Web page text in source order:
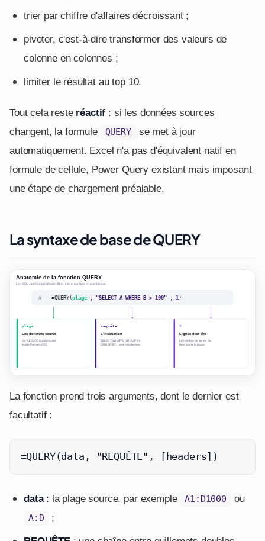
trier par chiffre d'affaires décroissant ;
pivoter, c'est-à-dire transformer des valeurs de
colonne en colonnes ;
limiter le résultat au top 10.
Tout cela reste réactif : si les données sources
changent, la formule
QUERY
se met à jour
automatiquement. Excel n'a pas d'équivalent natif en
formule de cellule, Power Query existant mais imposant
une étape de chargement préalable.
La syntaxe de base de QUERY
La fonction prend trois arguments, dont le dernier est
facultatif :
=QUERY(data, "REQUÊTE", [headers])
data: la plage source, par exemple A1:D1000 ou
A:D
;